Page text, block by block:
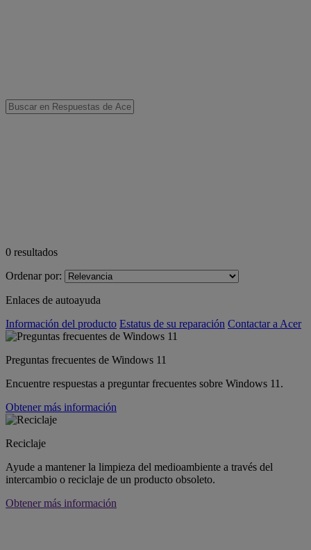
0 resultados
Ordenar por:
Enlaces de autoayuda
Información del producto Estatus de su reparación Contactar a Acer
Preguntas frecuentes de Windows 11
Encuentre respuestas a preguntar frecuentes sobre Windows 11.
Obtener más información
Reciclaje
Ayude a mantener la limpieza del medioambiente a través del
intercambio o reciclaje de un producto obsoleto.
Obtener más información